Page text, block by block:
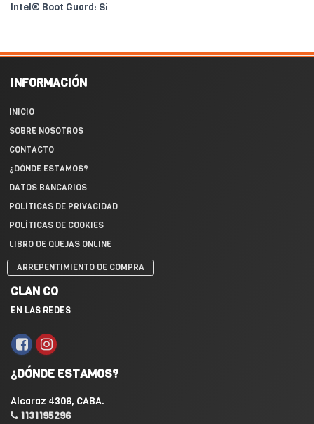
Intel® Boot Guard: Sí
INFORMACIÓN
INICIO
SOBRE NOSOTROS
CONTACTO
¿DÓNDE ESTAMOS?
DATOS BANCARIOS
POLÍTICAS DE PRIVACIDAD
POLÍTICAS DE COOKIES
LIBRO DE QUEJAS ONLINE
ARREPENTIMIENTO DE COMPRA
CLAN CO
EN LAS REDES
¿DÓNDE ESTAMOS?
Alcaraz 4306, CABA.
1131195296